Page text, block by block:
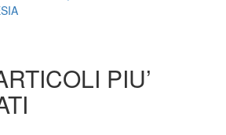
PIU’